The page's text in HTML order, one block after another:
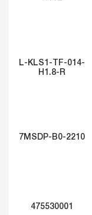
L-KLS1-TF-014-
H1.8-R
7MSDP-B0-2210
475530001